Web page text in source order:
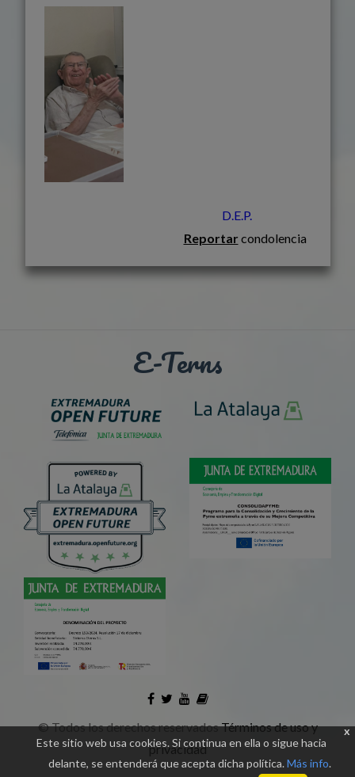
D.E.P.
Reportar condolencia
E-Terns
©Todos los derechos reservadosTérminos de uso y
privacidad
x
Este sitio web usa cookies. Si continua en ella o sigue hacia
delante, se entenderá que acepta dicha política. Más info.